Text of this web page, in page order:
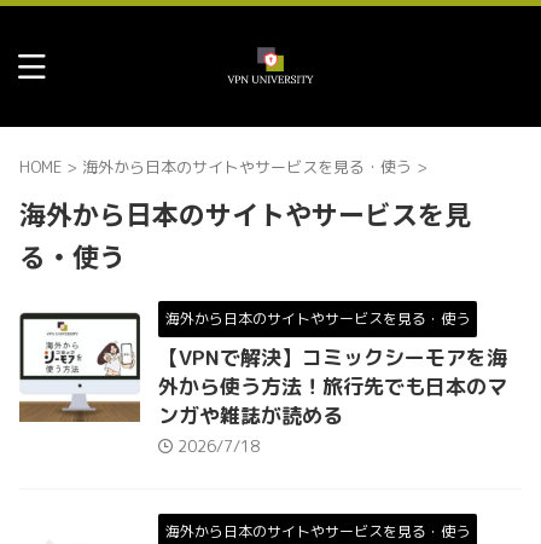
HOME > 海外から日本のサイトやサービスを見る・使う >
海外から日本のサイトやサービスを見
る・使う
海外から日本のサイトやサービスを見る・使う
【VPNで解決】コミックシーモアを海
外から使う方法！旅行先でも日本のマ
ンガや雑誌が読める
2026/7/18
海外から日本のサイトやサービスを見る・使う